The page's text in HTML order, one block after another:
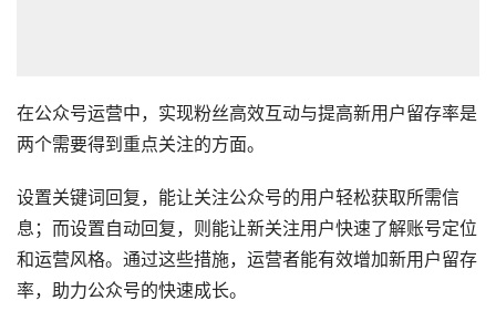
在公众号运营中，实现粉丝高效互动与提高新用户留存率是
两个需要得到重点关注的方面。
设置关键词回复，能让关注公众号的用户轻松获取所需信
息；而设置自动回复，则能让新关注用户快速了解账号定位
和运营风格。通过这些措施，运营者能有效增加新用户留存
率，助力公众号的快速成长。